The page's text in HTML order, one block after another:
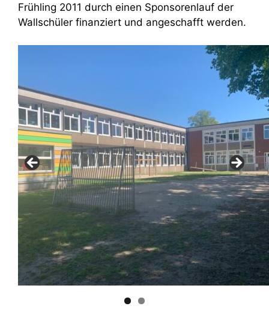
Frühling 2011 durch einen Sponsorenlauf der
Wallschüler finanziert und angeschafft werden.